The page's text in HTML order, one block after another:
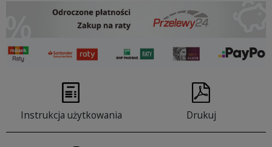
Instrukcja użytkowania Drukuj